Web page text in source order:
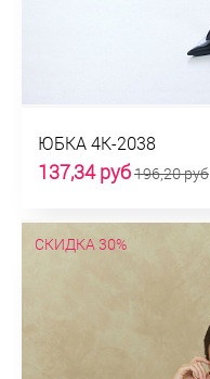
ЮБКА 4К-2038
137,34 руб196,20 руб
СКИДКА 30%